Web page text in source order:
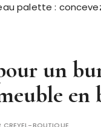
palette :
un
en